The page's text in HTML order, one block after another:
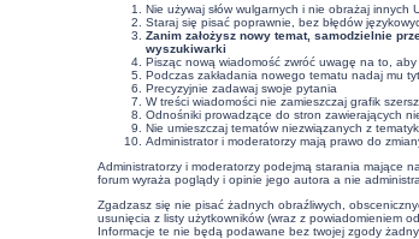
Nie używaj słów wulgarnych i nie obrażaj innych
Staraj się pisać poprawnie, bez błędów
Zanim założysz nowy temat, samodzielnie
wyszukiwarki
Pisząc nową wiadomość zwróć uwagę na to,
Podczas zakładania nowego tematu nadaj mu
Precyzyjnie zadawaj swoje pytania
W treści wiadomości nie zamieszczaj grafik
Odnośniki prowadzące do stron zawierających
Nie umieszczaj tematów niezwiązanych z
Administrator i moderatorzy mają prawo do
Administratorzy i moderatorzy podejmą starania mające
forum wyraża poglądy i opinie jego autora a nie
Zgadzasz się nie pisać żadnych obraźliwych,
usunięcia z listy użytkowników (wraz z powiadomieniem
Informacje te nie będą podawane bez twojej zgody